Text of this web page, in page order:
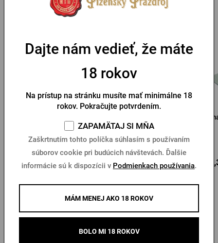
Mohlo by sa vám páčiť
Na sklade > 10 ks
4,58 € Kúpiť
zelená
Na sklade > 10 ks
12,18 € Kúpiť
Ďalšie produkty od Radegastu
Dajte nám vedieť, že máte
18 rokov
Na prístup na stránku musíte mať minimálne 18
rokov. Pokračujte potvrdením.
ZAPAMÄTAJ SI MŇA
Zaškrtnutím tohto políčka súhlasím s používaním
súborov cookie pri budúcich návštevách. Ďalšie
informácie sú k dispozícii v Podmienkach používania.
MÁM MENEJ AKO 18 ROKOV
BOLO MI 18 ROKOV